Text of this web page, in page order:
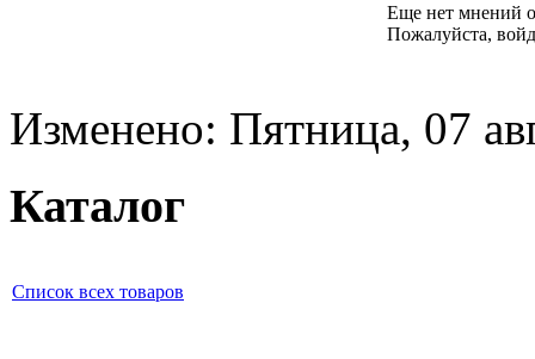
Еще нет мнений
Пожалуйста,
Изменено: Пятница, 07
Каталог
Список всех товаров